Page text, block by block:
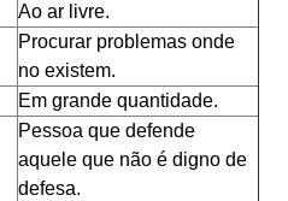
Ao ar livre.
Procurar problemas onde
no existem.
Em grande quantidade.
Pessoa que defende
aquele que não é digno de
defesa.